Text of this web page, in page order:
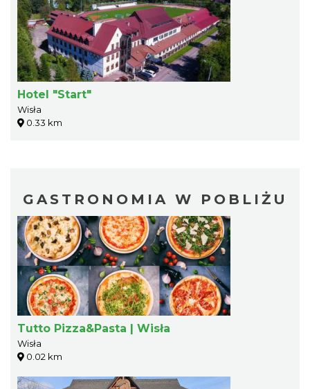
Hotel "Start"
Wisła
0.33 km
GASTRONOMIA W POBLIŻU
Tutto Pizza&Pasta | Wisła
Wisła
0.02 km